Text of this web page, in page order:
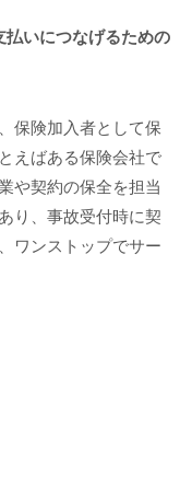
いにつなげるための
保険加入者として保
えばある保険会社で
や契約の保全を担当
り、事故受付時に契
ワンストップでサー